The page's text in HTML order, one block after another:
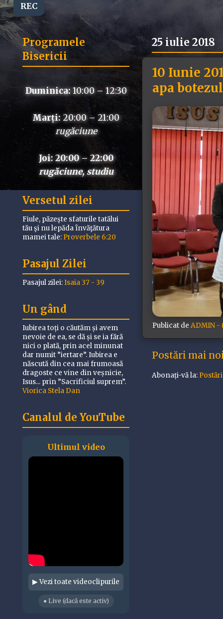
REC
25 iulie 2018
10 Iunie
apa
Publicat de ADMIN -
Postări mai
Abonați-vă la:
Programele
Bisericii
Duminica: 10:00 – 12:30
Marți: 20:00 – 21:00
rugăciune
Joi: 20:00 – 22:00
rugăciune, studiu
Versetul zilei
Fiule, păzeşte sfaturile tatălui
tău şi nu lepăda învăţătura
mamei tale: Proverbele 6:20
Pasajul Zilei
Pasajul zilei:Isaia 37 - 39
Un gând
Iubirea toți o căutăm și avem
nevoie de ea, se dă și se ia fără
nici o plată, prin acel minunat
dar numit ”iertare”. Iubirea e
născută din cea mai frumoasă
dragoste ce vine din veșnicie,
Isus... prin ”Sacrificiul suprem”.
Viorica Stela Dan
Canalul de YouTube
Ultimul video
▶ Vezi toate videoclipurile
● Live (dacă este activ)